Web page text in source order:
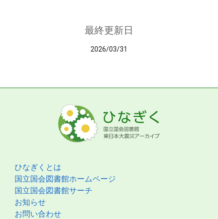
最終更新日
2026/03/31
ひなぎくとは
国立国会図書館ホームページ
国立国会図書館サーチ
お知らせ
お問い合わせ